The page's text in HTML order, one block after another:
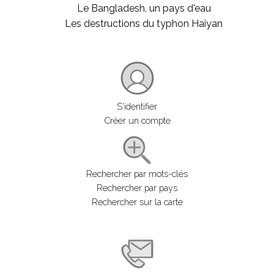
Le Bangladesh, un pays d'eau
Les destructions du typhon Haiyan
S'identifier
Créer un compte
Rechercher par mots-clés
Rechercher par pays
Rechercher sur la carte